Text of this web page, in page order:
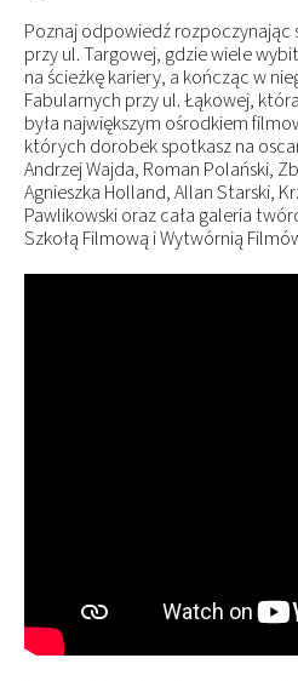
Poznaj odpowiedź rozpoczynając
przy ul. Targowej, gdzie wiele
na ścieżkę kariery, a kończąc w
Fabularnych przy ul. Łąkowej,
była największym ośrodkiem
których dorobek spotkasz na
Andrzej Wajda, Roman Polański,
Agnieszka Holland, Allan Starski,
Pawlikowski oraz cała galeria
Szkołą Filmową i Wytwórnią